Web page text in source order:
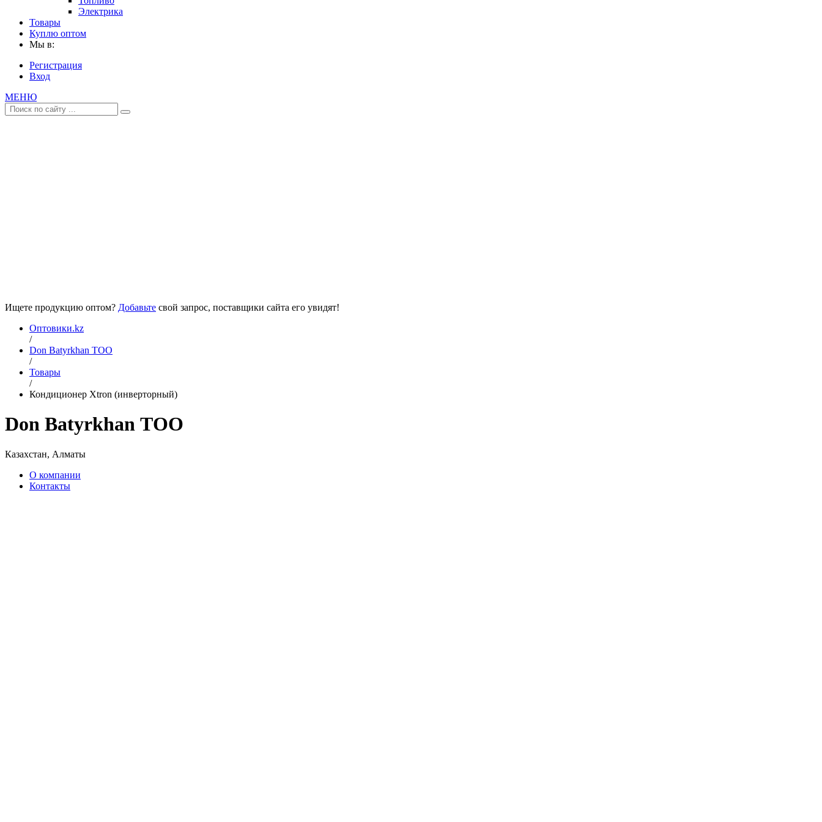
Электрика
Товары
Куплю оптом
Мы в:
Регистрация
Вход
МЕНЮ
Ищете продукцию оптом? Добавьте свой запрос, поставщики сайта его увидят!
Оптовики.kz
/
Don Batyrkhan ТОО
/
Товары
/
Кондиционер Xtron (инверторный)
Don Batyrkhan ТОО
Казахстан, Алматы
О компании
Контакты